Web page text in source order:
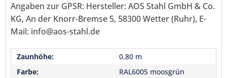
Mit * gekennzeichnete Felder sind Pflichtfelder.
Senden
Angaben zur GPSR: Hersteller: AOS Stahl GmbH & Co.
KG, An der Knorr-Bremse 5, 58300 Wetter (Ruhr), E-
Mail: info@aos-stahl.de
Zaunhöhe:
0,80 m
Farbe:
RAL6005 moosgrün